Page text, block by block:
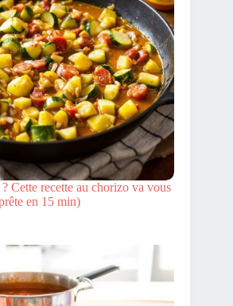
Cette recette au chorizo va vous
en 15 min)